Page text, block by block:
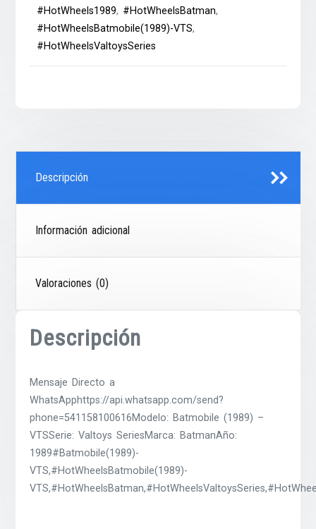
#HotWheels1989, #HotWheelsBatman,
#HotWheelsBatmobile(1989)-VTS,
#HotWheelsValtoysSeries
Descripción
Información adicional
Valoraciones (0)
Descripción
Mensaje Directo a
WhatsApphttps://api.whatsapp.com/send?
phone=541158100616Modelo: Batmobile (1989) –
VTSSerie: Valtoys SeriesMarca: BatmanAño:
1989#Batmobile(1989)-
VTS,#HotWheelsBatmobile(1989)-